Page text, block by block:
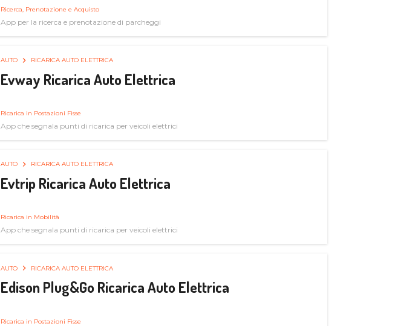
Ricerca, Prenotazione e Acquisto
App per la ricerca e prenotazione di parcheggi
AUTO RICARICA AUTO ELETTRICA
Evway Ricarica Auto Elettrica
Ricarica in Postazioni Fisse
App che segnala punti di ricarica per veicoli elettrici
AUTO RICARICA AUTO ELETTRICA
Evtrip Ricarica Auto Elettrica
Ricarica in Mobilità
App che segnala punti di ricarica per veicoli elettrici
AUTO RICARICA AUTO ELETTRICA
Edison Plug&Go Ricarica Auto Elettrica
Ricarica in Postazioni Fisse